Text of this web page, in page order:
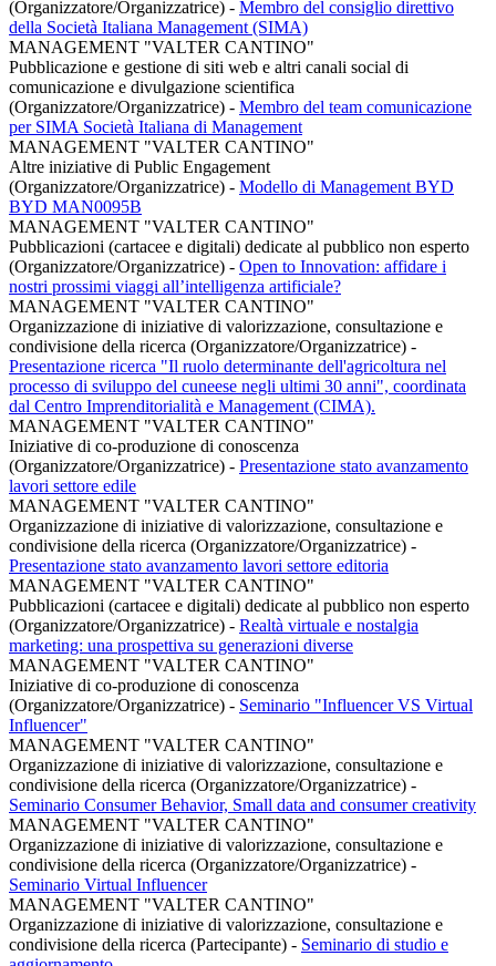
(Organizzatore/Organizzatrice) - Membro del consiglio direttivo
della Società Italiana Management (SIMA)
MANAGEMENT "VALTER CANTINO"
Pubblicazione e gestione di siti web e altri canali social di
comunicazione e divulgazione scientifica
(Organizzatore/Organizzatrice) - Membro del team comunicazione
per SIMA Società Italiana di Management
MANAGEMENT "VALTER CANTINO"
Altre iniziative di Public Engagement
(Organizzatore/Organizzatrice) - Modello di Management BYD
BYD MAN0095B
MANAGEMENT "VALTER CANTINO"
Pubblicazioni (cartacee e digitali) dedicate al pubblico non esperto
(Organizzatore/Organizzatrice) - Open to Innovation: affidare i
nostri prossimi viaggi all’intelligenza artificiale?
MANAGEMENT "VALTER CANTINO"
Organizzazione di iniziative di valorizzazione, consultazione e
condivisione della ricerca (Organizzatore/Organizzatrice) -
Presentazione ricerca "Il ruolo determinante dell'agricoltura nel
processo di sviluppo del cuneese negli ultimi 30 anni", coordinata
dal Centro Imprenditorialità e Management (CIMA).
MANAGEMENT "VALTER CANTINO"
Iniziative di co-produzione di conoscenza
(Organizzatore/Organizzatrice) - Presentazione stato avanzamento
lavori settore edile
MANAGEMENT "VALTER CANTINO"
Organizzazione di iniziative di valorizzazione, consultazione e
condivisione della ricerca (Organizzatore/Organizzatrice) -
Presentazione stato avanzamento lavori settore editoria
MANAGEMENT "VALTER CANTINO"
Pubblicazioni (cartacee e digitali) dedicate al pubblico non esperto
(Organizzatore/Organizzatrice) - Realtà virtuale e nostalgia
marketing: una prospettiva su generazioni diverse
MANAGEMENT "VALTER CANTINO"
Iniziative di co-produzione di conoscenza
(Organizzatore/Organizzatrice) - Seminario "Influencer VS Virtual
Influencer"
MANAGEMENT "VALTER CANTINO"
Organizzazione di iniziative di valorizzazione, consultazione e
condivisione della ricerca (Organizzatore/Organizzatrice) -
Seminario Consumer Behavior, Small data and consumer creativity
MANAGEMENT "VALTER CANTINO"
Organizzazione di iniziative di valorizzazione, consultazione e
condivisione della ricerca (Organizzatore/Organizzatrice) -
Seminario Virtual Influencer
MANAGEMENT "VALTER CANTINO"
Organizzazione di iniziative di valorizzazione, consultazione e
condivisione della ricerca (Partecipante) - Seminario di studio e